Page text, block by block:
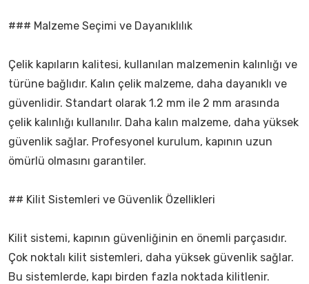
### Malzeme Seçimi ve Dayanıklılık
Çelik kapıların kalitesi, kullanılan malzemenin kalınlığı ve
türüne bağlıdır. Kalın çelik malzeme, daha dayanıklı ve
güvenlidir. Standart olarak 1.2 mm ile 2 mm arasında
çelik kalınlığı kullanılır. Daha kalın malzeme, daha yüksek
güvenlik sağlar. Profesyonel kurulum, kapının uzun
ömürlü olmasını garantiler.
## Kilit Sistemleri ve Güvenlik Özellikleri
Kilit sistemi, kapının güvenliğinin en önemli parçasıdır.
Çok noktalı kilit sistemleri, daha yüksek güvenlik sağlar.
Bu sistemlerde, kapı birden fazla noktada kilitlenir.